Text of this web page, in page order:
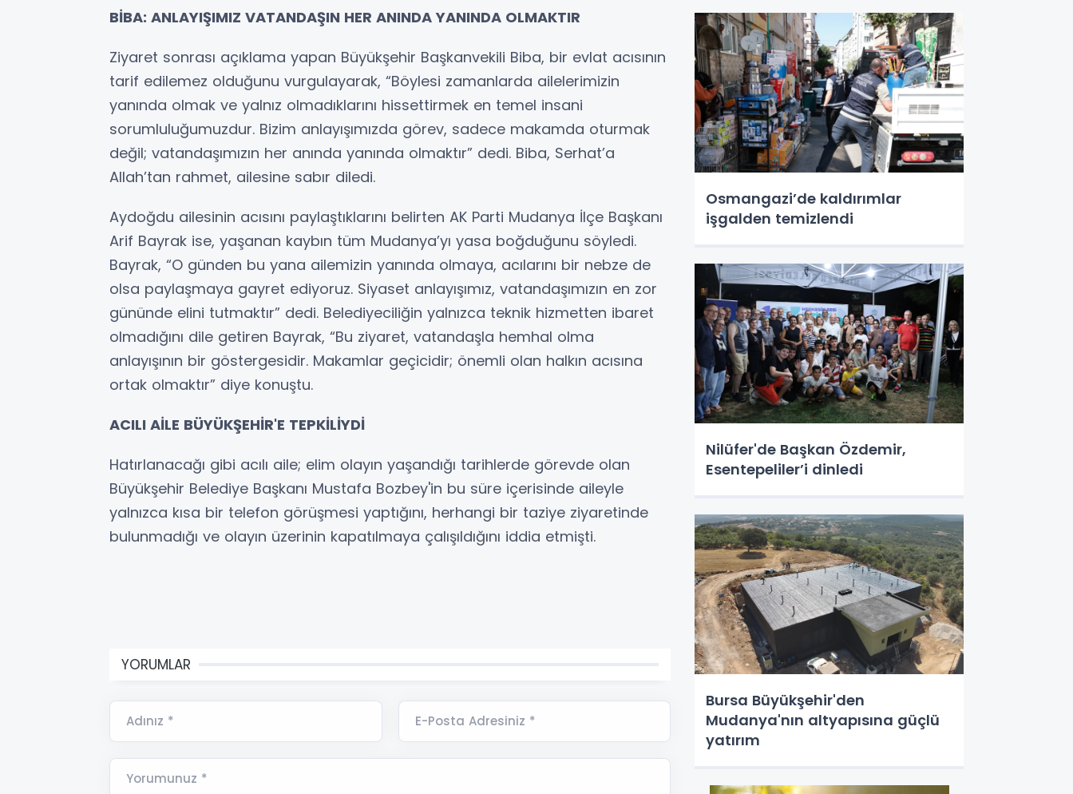
BİBA: ANLAYIŞIMIZ VATANDAŞIN HER ANINDA YANINDA OLMAKTIR
Ziyaret sonrası açıklama yapan Büyükşehir Başkanvekili Biba, bir evlat acısının
tarif edilemez olduğunu vurgulayarak, “Böylesi zamanlarda ailelerimizin
yanında olmak ve yalnız olmadıklarını hissettirmek en temel insani
sorumluluğumuzdur. Bizim anlayışımızda görev, sadece makamda oturmak
değil; vatandaşımızın her anında yanında olmaktır” dedi. Biba, Serhat’a
Allah’tan rahmet, ailesine sabır diledi.
Aydoğdu ailesinin acısını paylaştıklarını belirten AK Parti Mudanya İlçe Başkanı
Arif Bayrak ise, yaşanan kaybın tüm Mudanya’yı yasa boğduğunu söyledi.
Bayrak, “O günden bu yana ailemizin yanında olmaya, acılarını bir nebze de
olsa paylaşmaya gayret ediyoruz. Siyaset anlayışımız, vatandaşımızın en zor
gününde elini tutmaktır” dedi. Belediyeciliğin yalnızca teknik hizmetten ibaret
olmadığını dile getiren Bayrak, “Bu ziyaret, vatandaşla hemhal olma
anlayışının bir göstergesidir. Makamlar geçicidir; önemli olan halkın acısına
ortak olmaktır” diye konuştu.
ACILI AİLE BÜYÜKŞEHİR'E TEPKİLİYDİ
Hatırlanacağı gibi acılı aile; elim olayın yaşandığı tarihlerde görevde olan
Büyükşehir Belediye Başkanı Mustafa Bozbey'in bu süre içerisinde aileyle
yalnızca kısa bir telefon görüşmesi yaptığını, herhangi bir taziye ziyaretinde
bulunmadığı ve olayın üzerinin kapatılmaya çalışıldığını iddia etmişti.
YORUMLAR
Adınız * E-Posta Adresiniz *
Yorumunuz *
Osmangazi’de kaldırımlar
işgalden temizlendi
Nilüfer'de Başkan Özdemir,
Esentepeliler’i dinledi
Bursa Büyükşehir'den
Mudanya'nın altyapısına güçlü
yatırım